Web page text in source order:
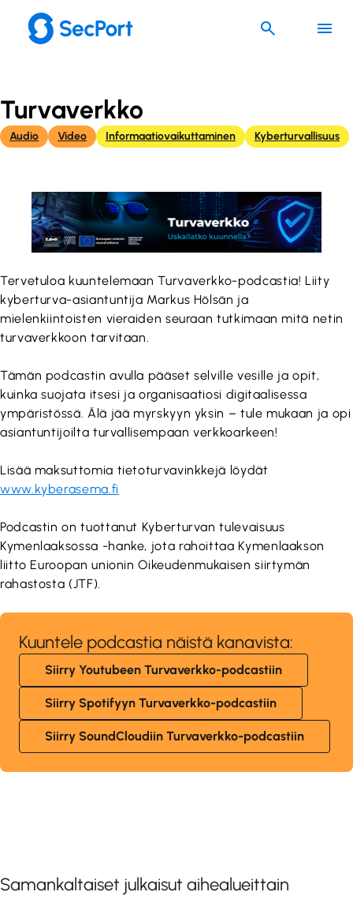
sisältöön
Turvaverkko
Audio Video Informaatiovaikuttaminen Kyberturvallisuus
Tervetuloa kuuntelemaan Turvaverkko-podcastia! Liity
kyberturva-asiantuntija Markus Hölsän ja
mielenkiintoisten vieraiden seuraan tutkimaan mitä netin
turvaverkkoon tarvitaan.
Tämän podcastin avulla pääset selville vesille ja opit,
kuinka suojata itsesi ja organisaatiosi digitaalisessa
ympäristössä. Älä jää myrskyyn yksin – tule mukaan ja opi
asiantuntijoilta turvallisempaan verkkoarkeen!
Lisää maksuttomia tietoturvavinkkejä löydät
www.kyberasema.fi
Podcastin on tuottanut Kyberturvan tulevaisuus
Kymenlaaksossa -hanke, jota rahoittaa Kymenlaakson
liitto Euroopan unionin Oikeudenmukaisen siirtymän
rahastosta (JTF).
Kuuntele podcastia näistä kanavista:
Siirry Youtubeen Turvaverkko-podcastiin
Siirry Spotifyyn Turvaverkko-podcastiin
Siirry SoundCloudiin Turvaverkko-podcastiin
Samankaltaiset julkaisut aihealueittain